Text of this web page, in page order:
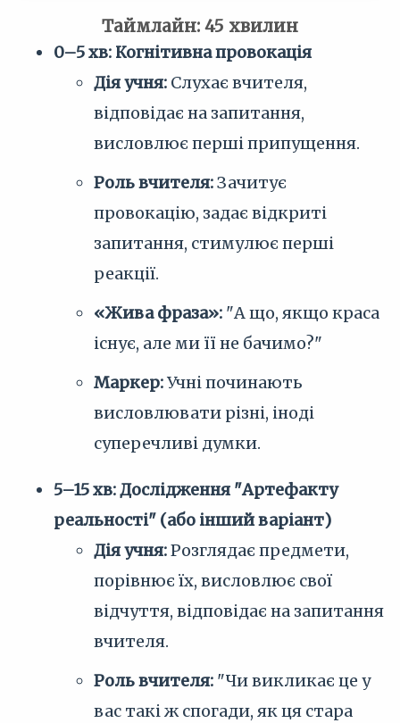
Таймлайн: 45 хвилин
0–5 хв: Когнітивна провокація
Дія учня: Слухає вчителя,
відповідає на запитання,
висловлює перші припущення.
Роль вчителя:Зачитує
провокацію, задає відкриті
запитання, стимулює перші
реакції.
«Жива фраза»: "А що, якщо краса
існує, але ми її не бачимо?"
Маркер:Учні починають
висловлювати різні, іноді
суперечливі думки.
5–15 хв: Дослідження "Артефакту
реальності" (або інший варіант)
Дія учня:Розглядає предмети,
порівнює їх, висловлює свої
відчуття, відповідає на запитання
вчителя.
Роль вчителя: "Чи викликає це у
вас такі ж спогади, як ця стара